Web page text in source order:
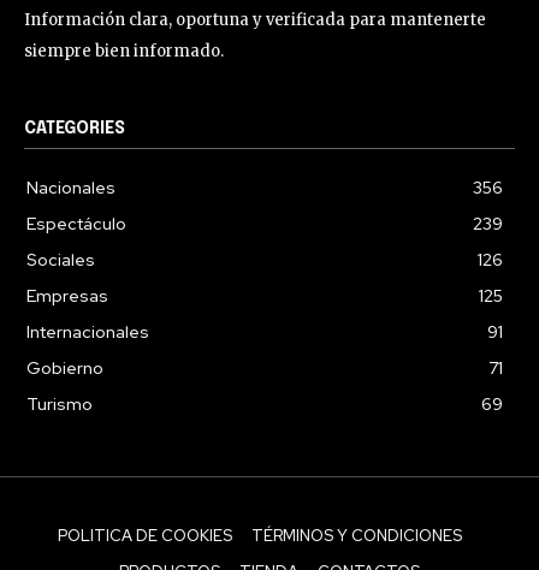
Información clara, oportuna y verificada para mantenerte
siempre bien informado.
CATEGORIES
Nacionales
356
Espectáculo
239
Sociales
126
Empresas
125
Internacionales
91
Gobierno
71
Turismo
69
POLITICA DE COOKIES
TÉRMINOS Y CONDICIONES